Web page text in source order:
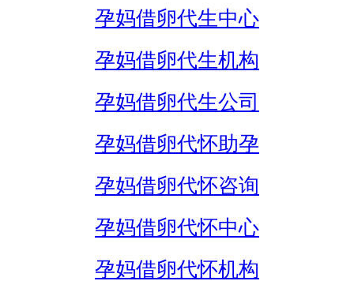
孕妈借卵代生中心
孕妈借卵代生机构
孕妈借卵代生公司
孕妈借卵代怀助孕
孕妈借卵代怀咨询
孕妈借卵代怀中心
孕妈借卵代怀机构